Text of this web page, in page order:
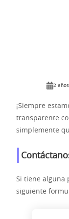
2
¡Siempre
transparente
simplemente
Si tiene alguna
siguiente